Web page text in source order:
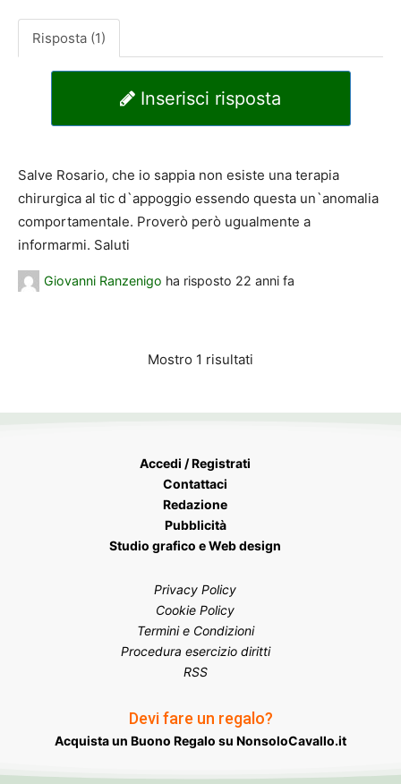
Risposta (1)
Inserisci risposta
Salve Rosario, che io sappia non esiste una terapia
chirurgica al tic d`appoggio essendo questa un`anomalia
comportamentale. Proverò però ugualmente a
informarmi. Saluti
Giovanni Ranzenigo ha risposto 22 anni fa
Mostro 1 risultati
Accedi / Registrati
Contattaci
Redazione
Pubblicità
Studio grafico e Web design
Privacy Policy
Cookie Policy
Termini e Condizioni
Procedura esercizio diritti
RSS
Devi fare un regalo?
Acquista un Buono Regalo su NonsoloCavallo.it